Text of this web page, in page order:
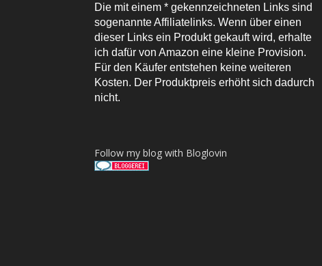
Die mit einem * gekennzeichneten Links sind
sogenannte Affiliatelinks. Wenn über einen
dieser Links ein Produkt gekauft wird, erhalte
ich dafür von Amazon eine kleine Provision.
Für den Käufer entstehen keine weiteren
Kosten. Der Produktpreis erhöht sich dadurch
nicht.
Follow my blog with Bloglovin